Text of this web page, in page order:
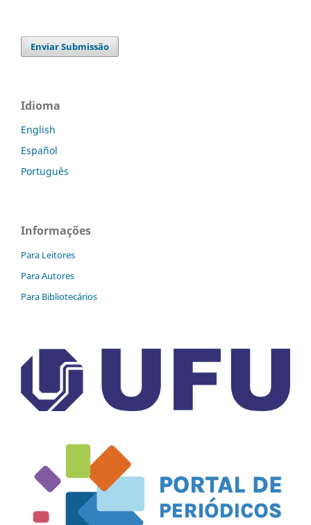
Enviar Submissão
Idioma
English
Español
Português
Informações
Para Leitores
Para Autores
Para Bibliotecários